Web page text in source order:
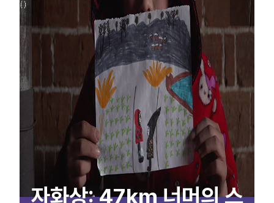
자화상: 47km 너머의 스